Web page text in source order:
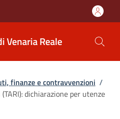
Venaria Reale
finanze e contravvenzioni /
dichiarazione per utenze